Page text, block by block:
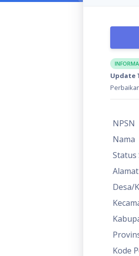
Update
NPSN
Nama
Status
Desa/
Kode